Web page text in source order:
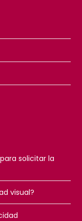
solicitar la
visual?